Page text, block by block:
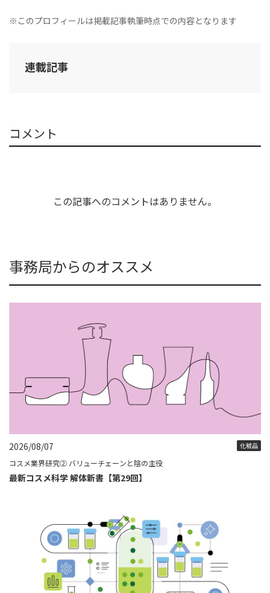
※このプロフィールは掲載記事執筆時点での内容となります
連載記事
コメント
この記事へのコメントはありません。
事務局からのオススメ
2026/08/07 化粧品
コスメ業界研究② バリューチェーンと陰の主役
最新コスメ科学 解体新書【第29回】